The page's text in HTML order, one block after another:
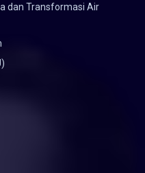
dan Transformasi Air